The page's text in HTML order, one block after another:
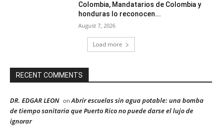
Colombia, Mandatarios de Colombia y
honduras lo reconocen...
August 7, 2026
Load more
RECENT COMMENTS
DR. EDGAR LEON onAbrir escuelas sin agua potable: una bomba
de tiempo sanitaria que Puerto Rico no puede darse el lujo de
ignorar